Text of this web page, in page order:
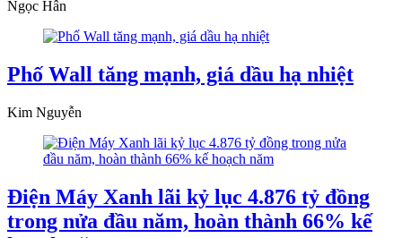
Ngọc Hân
Phố Wall tăng mạnh, giá dầu hạ nhiệt
Kim Nguyễn
Điện Máy Xanh lãi kỷ lục 4.876 tỷ đồng
trong nửa đầu năm, hoàn thành 66% kế